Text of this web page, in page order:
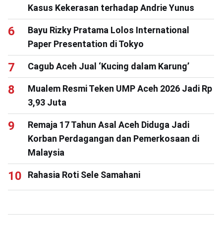
Kasus Kekerasan terhadap Andrie Yunus
Bayu Rizky Pratama Lolos International
Paper Presentation di Tokyo
Cagub Aceh Jual ‘Kucing dalam Karung’
Mualem Resmi Teken UMP Aceh 2026 Jadi Rp
3,93 Juta
Remaja 17 Tahun Asal Aceh Diduga Jadi
Korban Perdagangan dan Pemerkosaan di
Malaysia
Rahasia Roti Sele Samahani